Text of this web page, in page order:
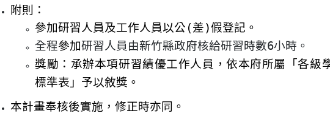
附則：
參加研習人員及工作人員以公 (差)假登記。
全程參加研習人員由新竹縣政府核給研習時數6小時。
獎勵：承辦本項研習績優工作人員，依本府所屬「各級
標準表」予以敘獎。
本計畫奉核後實施，修正時亦同。